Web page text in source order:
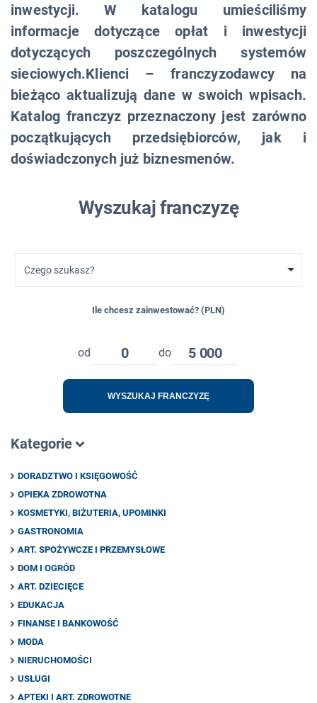
inwestycji. W katalogu umieściliśmy
informacje dotyczące opłat i inwestycji
dotyczących poszczególnych systemów
sieciowych.Klienci – franczyzodawcy na
bieżąco aktualizują dane w swoich wpisach.
Katalog franczyz przeznaczony jest zarówno
początkujących przedsiębiorców, jak i
doświadczonych już biznesmenów.
Wyszukaj franczyzę
Czego szukasz?
Ile chcesz zainwestować? (PLN)
od 0 do 5 000
WYSZUKAJ FRANCZYZĘ
Kategorie
DORADZTWO I KSIĘGOWOŚĆ
OPIEKA ZDROWOTNA
KOSMETYKI, BIŻUTERIA, UPOMINKI
GASTRONOMIA
ART. SPOŻYWCZE I PRZEMYSŁOWE
DOM I OGRÓD
ART. DZIECIĘCE
EDUKACJA
FINANSE I BANKOWOŚĆ
MODA
NIERUCHOMOŚCI
USŁUGI
APTEKI I ART. ZDROWOTNE